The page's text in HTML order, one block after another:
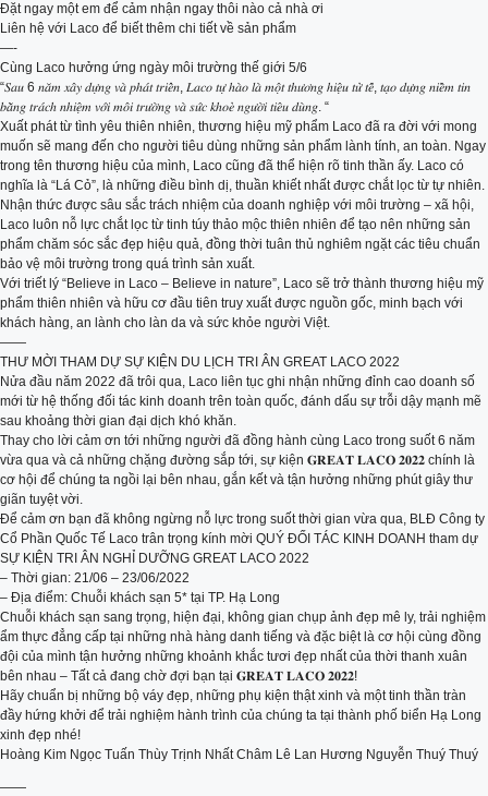
Đặt ngay một em để cảm nhận ngay thôi nào cả nhà ơi
Liên hệ với Laco để biết thêm chi tiết về sản phẩm
—-
Cùng Laco hưởng ứng ngày môi trường thế giới 5/6
“𝑆𝑎𝑢 6 𝑛𝑎̆𝑚 𝑥𝑎̂𝑦 𝑑𝑢̛̣𝑛𝑔 𝑣𝑎̀ 𝑝ℎ𝑎́𝑡 𝑡𝑟𝑖𝑒̂̉𝑛, 𝐿𝑎𝑐𝑜 𝑡𝑢̛̣ ℎ𝑎̀𝑜 𝑙𝑎̀ 𝑚𝑜̣̂𝑡 𝑡ℎ𝑢̛𝑜̛𝑛𝑔 ℎ𝑖𝑒̣̂𝑢 𝑡𝑢̛̉ 𝑡𝑒̂́, 𝑡𝑎̣𝑜 𝑑𝑢̛̣𝑛𝑔 𝑛𝑖𝑒̂̀𝑚 𝑡𝑖𝑛
𝑏𝑎̆̀𝑛𝑔 𝑡𝑟𝑎́𝑐ℎ 𝑛ℎ𝑖𝑒̣̂𝑚 𝑣𝑜̛́𝑖 𝑚𝑜̂𝑖 𝑡𝑟𝑢̛𝑜̛̀𝑛𝑔 𝑣𝑎̀ 𝑠𝑢̛́𝑐 𝑘ℎ𝑜𝑒̉ 𝑛𝑔𝑢̛𝑜̛̀𝑖 𝑡𝑖𝑒̂𝑢 𝑑𝑢̀𝑛𝑔. “
Xuất phát từ tình yêu thiên nhiên, thương hiệu mỹ phẩm Laco đã ra đời với mong
muốn sẽ mang đến cho người tiêu dùng những sản phẩm lành tính, an toàn. Ngay
trong tên thương hiệu của mình, Laco cũng đã thể hiện rõ tinh thần ấy. Laco có
nghĩa là “Lá Cỏ”, là những điều bình dị, thuần khiết nhất được chắt lọc từ tự nhiên.
Nhận thức được sâu sắc trách nhiệm của doanh nghiệp với môi trường – xã hội,
Laco luôn nỗ lực chắt lọc từ tinh túy thảo mộc thiên nhiên để tạo nên những sản
phẩm chăm sóc sắc đẹp hiệu quả, đồng thời tuân thủ nghiêm ngặt các tiêu chuẩn
bảo vệ môi trường trong quá trình sản xuất.
Với triết lý “Believe in Laco – Believe in nature”, Laco sẽ trở thành thương hiệu mỹ
phẩm thiên nhiên và hữu cơ đầu tiên truy xuất được nguồn gốc, minh bạch với
khách hàng, an lành cho làn da và sức khỏe người Việt.
——
THƯ MỜI THAM DỰ SỰ KIỆN DU LỊCH TRI ÂN GREAT LACO 2022
Nửa đầu năm 2022 đã trôi qua, Laco liên tục ghi nhận những đỉnh cao doanh số
mới từ hệ thống đối tác kinh doanh trên toàn quốc, đánh dấu sự trỗi dậy mạnh mẽ
sau khoảng thời gian đại dịch khó khăn.
Thay cho lời cảm ơn tới những người đã đồng hành cùng Laco trong suốt 6 năm
vừa qua và cả những chặng đường sắp tới, sự kiện 𝐆𝐑𝐄𝐀𝐓 𝐋𝐀𝐂𝐎 𝟐𝟎𝟐𝟐 chính là
cơ hội để chúng ta ngồi lại bên nhau, gắn kết và tận hưởng những phút giây thư
giãn tuyệt vời.
Để cảm ơn bạn đã không ngừng nỗ lực trong suốt thời gian vừa qua, BLĐ Công ty
Cổ Phần Quốc Tế Laco trân trọng kính mời QUÝ ĐỐI TÁC KINH DOANH tham dự
SỰ KIỆN TRI ÂN NGHỈ DƯỠNG GREAT LACO 2022
– Thời gian: 21/06 – 23/06/2022
– Địa điểm: Chuỗi khách sạn 5* tại TP. Hạ Long
Chuỗi khách sạn sang trọng, hiện đại, không gian chụp ảnh đẹp mê ly, trải nghiệm
ẩm thực đẳng cấp tại những nhà hàng danh tiếng và đặc biệt là cơ hội cùng đồng
đội của mình tận hưởng những khoảnh khắc tươi đẹp nhất của thời thanh xuân
bên nhau – Tất cả đang chờ đợi bạn tại 𝐆𝐑𝐄𝐀𝐓 𝐋𝐀𝐂𝐎 𝟐𝟎𝟐𝟐!
Hãy chuẩn bị những bộ váy đẹp, những phụ kiện thật xinh và một tinh thần tràn
đầy hứng khởi để trải nghiệm hành trình của chúng ta tại thành phố biển Hạ Long
xinh đẹp nhé!
Hoàng Kim Ngọc Tuấn Thùy Trịnh Nhất Châm Lê Lan Hương Nguyễn Thuý Thuý
——